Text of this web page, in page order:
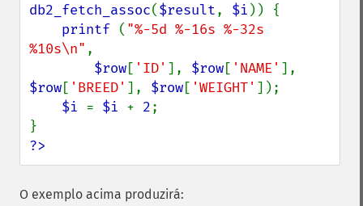
db2_fetch_assoc($result, $i )) {
printf ( "%-5d %-16s %-32s
%10s\n" ,
$row[ 'ID' ], $row[ 'NAME'
$row[ 'BREED' ], $row[ 'WEIGHT' ]);
$i = $i + 2;
?>
O exemplo acima produzirá: